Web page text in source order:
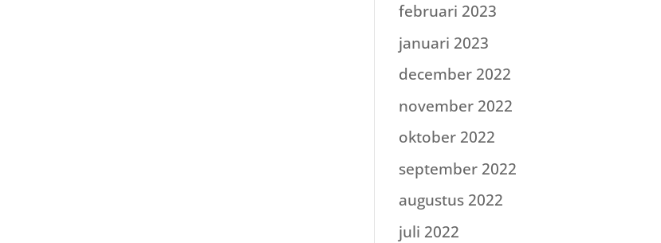
februari 2023
januari 2023
december 2022
november 2022
oktober 2022
september 2022
augustus 2022
juli 2022